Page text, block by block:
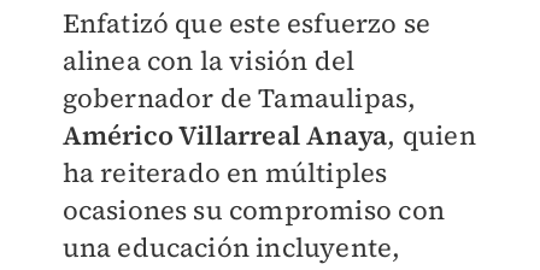
Enfatizó que este esfuerzo se
alinea con la visión del
gobernador de Tamaulipas,
Américo Villarreal Anaya, quien
ha reiterado en múltiples
ocasiones su compromiso con
una educación incluyente,